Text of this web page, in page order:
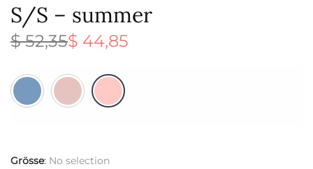
S/S – summer
$52,35
Ursprünglicher
Preis war:
$ 44,85
Aktueller
Preis ist:
Grösse: No selection